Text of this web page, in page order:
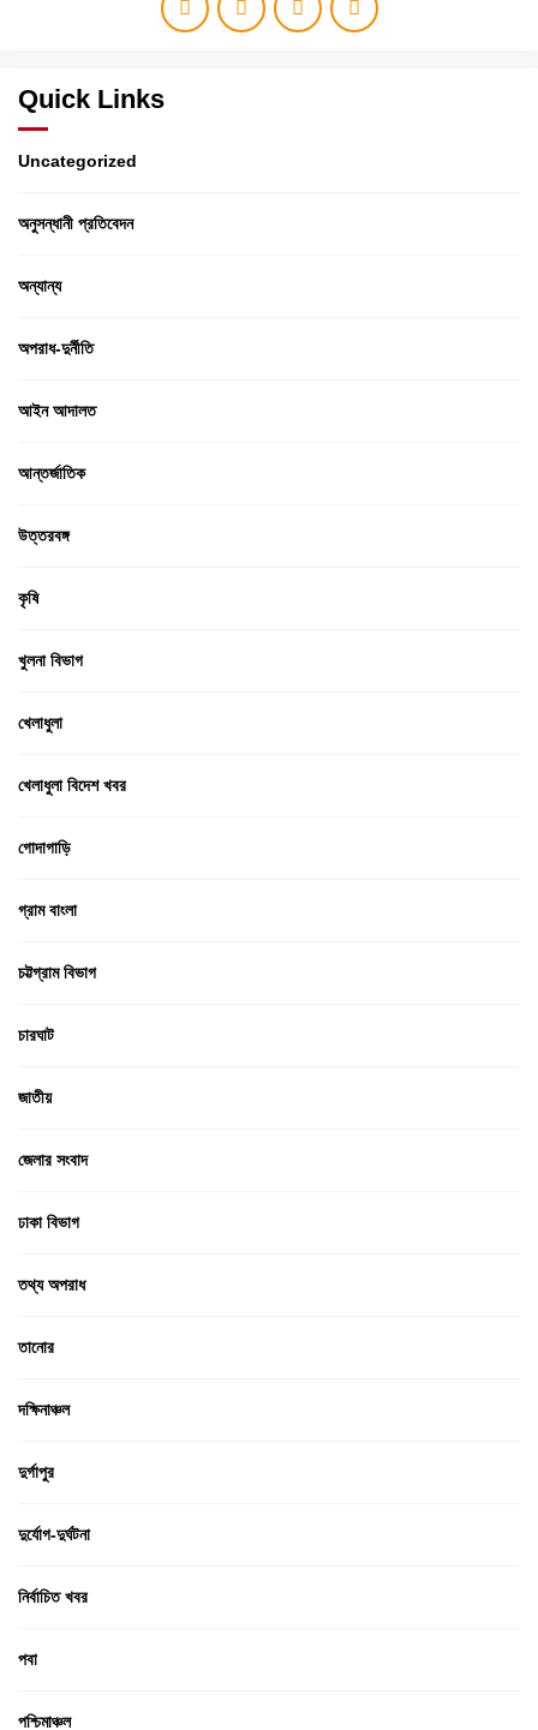
Quick Links
Uncategorized
অনুসন্ধানী প্রতিবেদন
অন্যান্য
অপরাধ-দুর্নীতি
আইন আদালত
আন্তর্জাতিক
উত্তরবঙ্গ
কৃষি
খুলনা বিভাগ
খেলাধুলা
খেলাধুলা বিদেশ খবর
গোদাগাড়ি
গ্রাম বাংলা
চট্টগ্রাম বিভাগ
চারঘাট
জাতীয়
জেলার সংবাদ
ঢাকা বিভাগ
তথ্য অপরাধ
তানোর
দক্ষিনাঞ্চল
দুর্গাপুর
দুর্যোগ-দুর্ঘটনা
নির্বাচিত খবর
পবা
পশ্চিমাঞ্চল